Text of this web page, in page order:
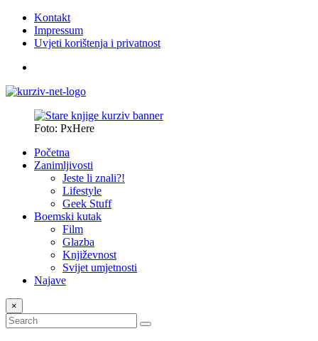
Kontakt
Impressum
Uvjeti korištenja i privatnost
Foto: PxHere
Početna
Zanimljivosti
Jeste li znali?!
Lifestyle
Geek Stuff
Boemski kutak
Film
Glazba
Književnost
Svijet umjetnosti
Najave
×